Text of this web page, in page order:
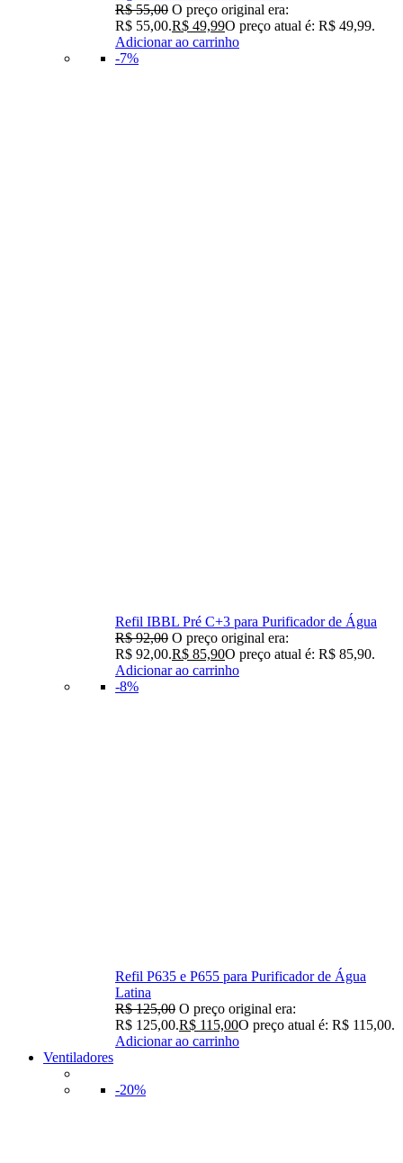
R$55,00 O preço original era:
R$ 55,00.R$ 49,99O preço atual é: R$ 49,99.
Adicionar ao carrinho
-7%
Refil IBBL Pré C+3 para Purificador de Água
R$92,00 O preço original era:
R$ 92,00.R$ 85,90O preço atual é: R$ 85,90.
Adicionar ao carrinho
-8%
Refil P635 e P655 para Purificador de Água
Latina
R$125,00 O preço original era:
R$ 125,00.R$ 115,00O preço atual é: R$ 115,00.
Adicionar ao carrinho
Ventiladores
-20%